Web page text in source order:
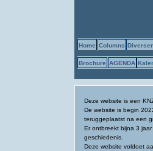
Home Columns
Brochure AGENDA
Deze website is een
De website is begin
teruggeplaatst na een
Er ontbreekt bijna 3 jaar
geschiedenis.
Deze website voldoet